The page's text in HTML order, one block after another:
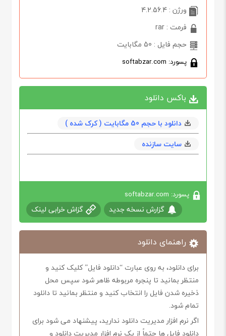
ورژن : 4.2.56.4
فرمت : rar
حجم فایل : 50 مگابایت
پسورد: softabzar.com
باکس دانلود
دانلود با حجم 50 مگابايت ( کرک شده )
سایت سازنده
پسورد: softabzar.com
گزارش نسخه جدید گزاش خرابی لینک
راهنمای دانلود
برای دانلود، به روی عبارت “دانلود فایل” کلیک کنید و
منتظر بمانید تا پنجره مربوطه ظاهر شود سپس محل
ذخیره شدن فایل را انتخاب کنید و منتظر بمانید تا دانلود
تمام شود.
اگر نرم افزار مدیریت دانلود ندارید، پیشنهاد می شود برای
دانلود فایل ها حتماً از یک نرم افزار مدیریت دانلود و